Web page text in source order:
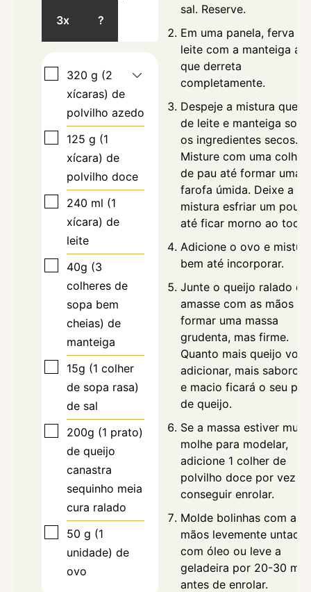
3x ?
320 g (2
xícaras) de
polvilho azedo
125 g (1
xícara) de
polvilho doce
240 ml (1
xícara) de
leite
40g (3
colheres de
sopa bem
cheias) de
manteiga
15g (1 colher
de sopa rasa)
de sal
200g (1 prato)
de queijo
canastra
sequinho meia
cura ralado
50 g (1
unidade) de
ovo
sal. Reserve.
Em uma panela, ferva o
leite com a manteiga até
que derreta
completamente.
Despeje a mistura
de leite e manteiga
os ingredientes secos.
Misture com uma colher
de pau até formar uma
farofa úmida. Deixe a
mistura esfriar um
até ficar morno ao
Adicione o ovo e
bem até incorporar.
Junte o queijo ralado e
amasse com as mãos
formar uma massa
grudenta, mas firme.
Quanto mais queijo você
adicionar, mais saboroso
e macio ficará o seu pão
de queijo.
Se a massa estiver
molhe para modelar,
adicione 1 colher de
polvilho doce por vez
conseguir enrolar.
Molde bolinhas com as
mãos levemente untadas
com óleo ou leve a
geladeira por 20-30 min
antes de enrolar.